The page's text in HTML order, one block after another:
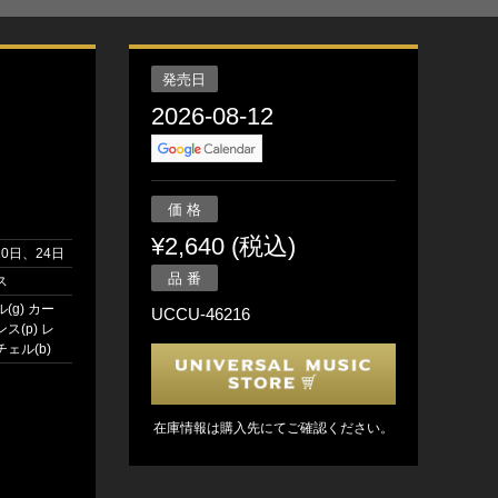
日、24日
(g) カー
ス(p) レ
ェル(b)
発売日
2026-08-12
価 格
¥2,640 (税込)
品 番
UCCU-46216
在庫情報は購入先にてご確認ください。